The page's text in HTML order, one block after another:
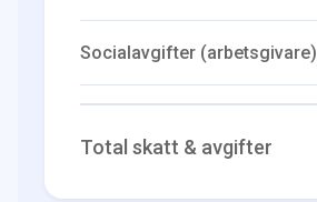
Socialavgifter (arbetsgivare)
Total skatt & avgifter